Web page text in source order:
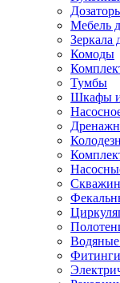
Мебель
Зеркала
Комоды
Тумбы
Шкафы
Водяные